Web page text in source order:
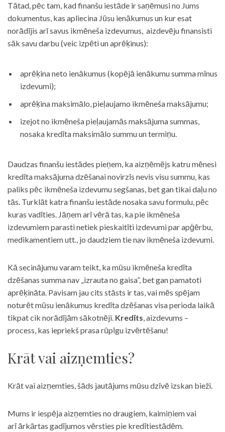
Tātad, pēc tam, kad finanšu iestāde ir saņēmusi no Jums
dokumentus, kas apliecina Jūsu ienākumus un kur esat
norādījis arī savus ikmēneša izdevumus, aizdevēju finansisti
sāk savu darbu (veic izpēti un aprēķinus):
aprēķina neto ienākumus (kopējā ienākumu summa mīnus
izdevumi);
aprēķina maksimālo, pieļaujamo ikmēneša maksājumu;
izejot no ikmēneša pieļaujamās maksājuma summas,
nosaka kredīta maksimālo summu un termiņu.
Daudzas finanšu iestādes pieņem, ka aizņēmējs katru mēnesi
kredīta maksājuma dzēšanai novirzīs nevis visu summu, kas
paliks pēc ikmēneša izdevumu segšanas, bet gan tikai daļu no
tās. Turklāt katra finanšu iestāde nosaka savu formulu, pēc
kuras vadīties. Jāņem arī vērā tas, ka pie ikmēneša
izdevumiem parasti netiek pieskaitīti izdevumi par apģērbu,
medikamentiem utt., jo daudziem tie nav ikmēneša izdevumi.
Kā secinājumu varam teikt, ka mūsu ikmēneša kredīta
dzēšanas summa nav „izrauta no gaisa”, bet gan pamatoti
aprēķināta. Pavisam jau cits stāsts ir tas, vai mēs spējam
noturēt mūsu ienākumus kredīta dzēšanas visa perioda laikā
tikpat cik norādījām sākotnēji. Kredīts, aizdevums –
process, kas iepriekš prasa rūpīgu izvērtēšanu!
Krāt vai aizņemties?
Krāt vai aizņemties, šāds jautājums mūsu dzīvē izskan bieži.
Mums ir iespēja aizņemties no draugiem, kaimiņiem vai
arī ārkārtas gadījumos vērsties pie kredītiestādēm.